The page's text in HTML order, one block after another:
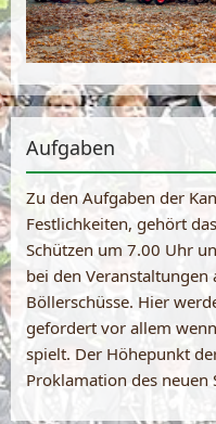
Aufgaben
Zu den Aufgaben der
Festlichkeiten, gehört
Schützen um 7.00 Uhr
bei den
Böllerschüsse. Hier
gefordert vor allem
spielt. Der Höhepunkt
Proklamation des neuen